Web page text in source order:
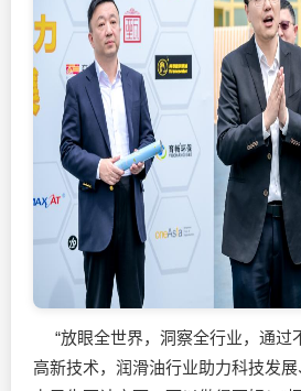
“放眼全世界，洞察全行业，通过
高新技术， 润滑油行业助力科技发